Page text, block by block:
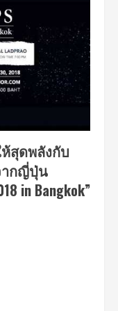
สุดพลังกับ
กญี่ปุ่น
in Bangkok”